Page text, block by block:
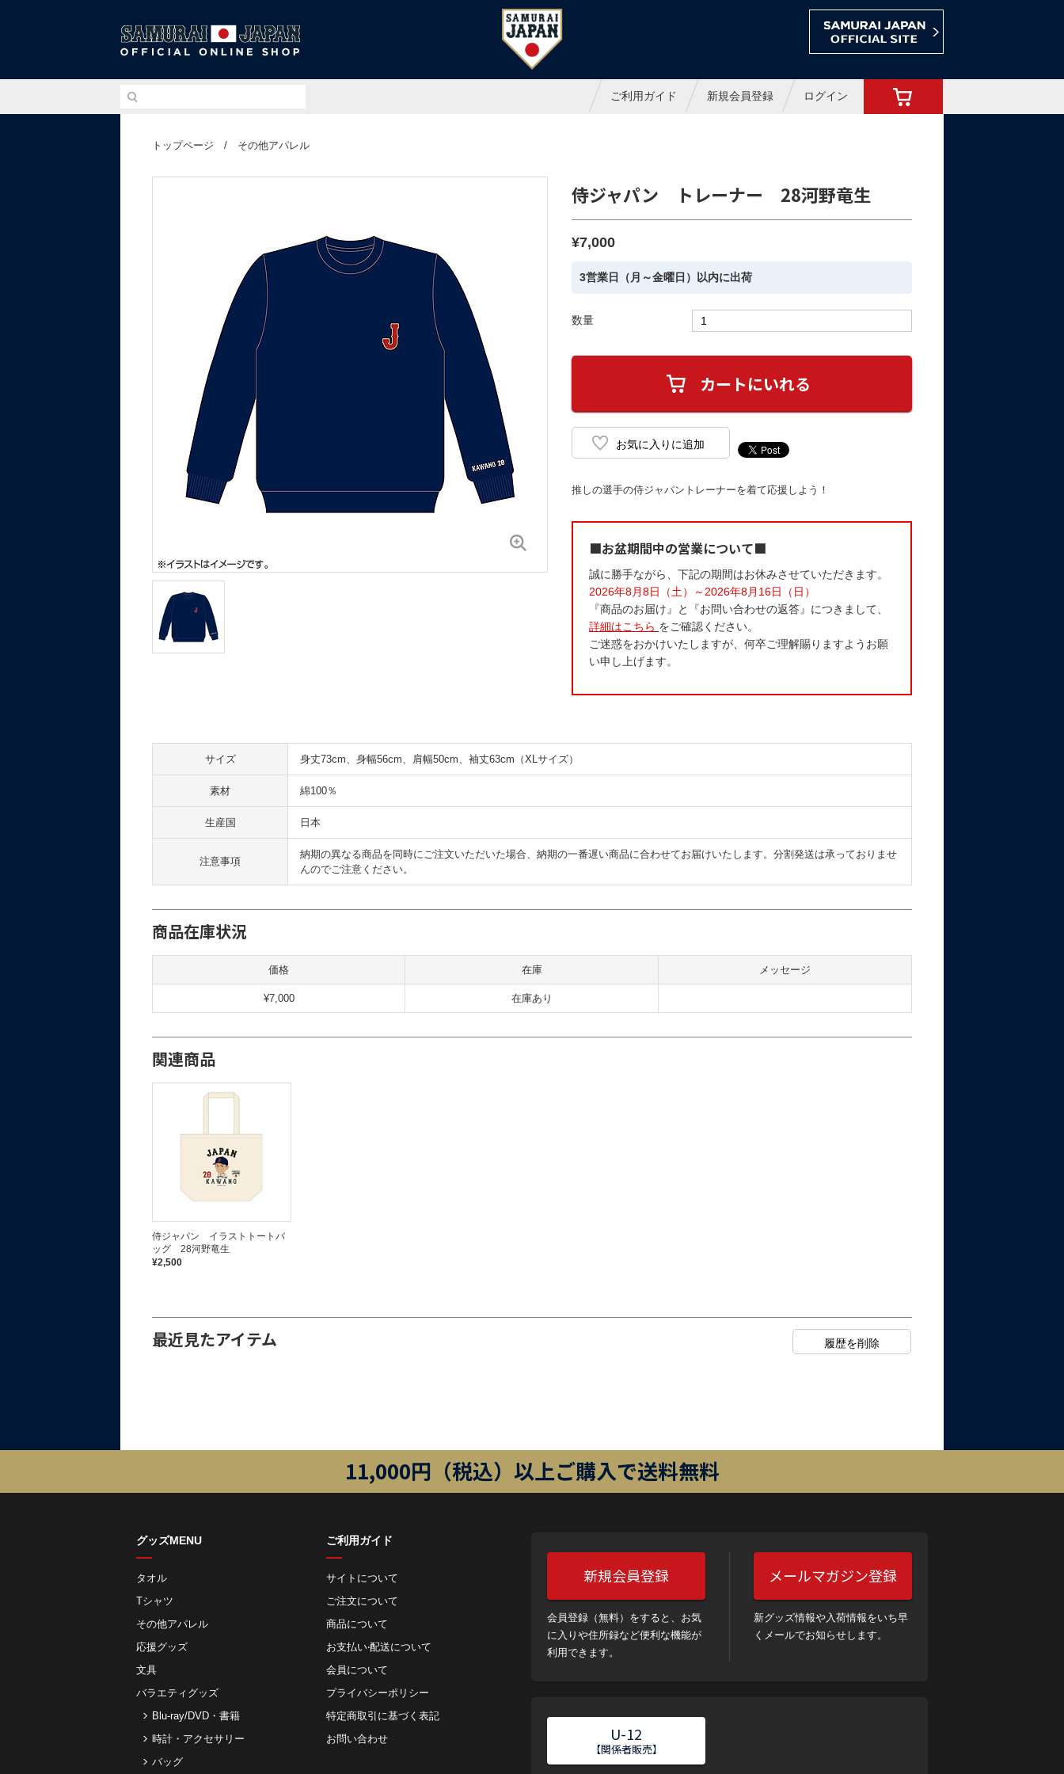
侍ジャパンオフィシャルオンラインショップ
ご利用ガイド 新規会員登録 ログイン
トップページ / その他アパレル
侍ジャパン トレーナー 28河野竜生
¥7,000
3営業日（月～金曜日）以内に出荷
数量
推しの選手の侍ジャパントレーナーを着て応援しよう！
■お盆期間中の営業について■
誠に勝手ながら、下記の期間はお休みさせていただきます。
2026年8月8日（土）～2026年8月16日（日）
『商品のお届け』と『お問い合わせの返答』につきまして、
詳細はこちら をご確認ください。
ご迷惑をおかけいたしますが、何卒ご理解賜りますようお願
い申し上げます。
サイズ 身丈73cm、身幅56cm、肩幅50cm、袖丈63cm（XLサイズ）
素材 綿100％
生産国 日本
注意事項
納期の異なる商品を同時にご注文いただいた場合、納期の一番遅い商品に合わせてお届けいたします。分割発送は承っておりませ
んのでご注意ください。
商品在庫状況
価格 在庫 メッセージ
¥7,000 在庫あり
関連商品
侍ジャパン イラストトートバ
ッグ 28河野竜生
¥2,500
最近見たアイテム
11,000円（税込）以上ご購入で送料無料
グッズMENU
タオル
Tシャツ
その他アパレル
応援グッズ
文具
バラエティグッズ
Blu-ray/DVD・書籍
時計・アクセサリー
バッグ
ご利用ガイド
サイトについて
ご注⽂について
商品について
お⽀払い‧配送について
会員について
プライバシーポリシー
特定商取引に基づく表記
お問い合わせ
新規会員登録
会員登録（無料）をすると、お気
に入りや住所録など便利な機能が
利用できます。
メールマガジン登録
新グッズ情報や入荷情報をいち早
くメールでお知らせします。
U-12
【関係者販売】